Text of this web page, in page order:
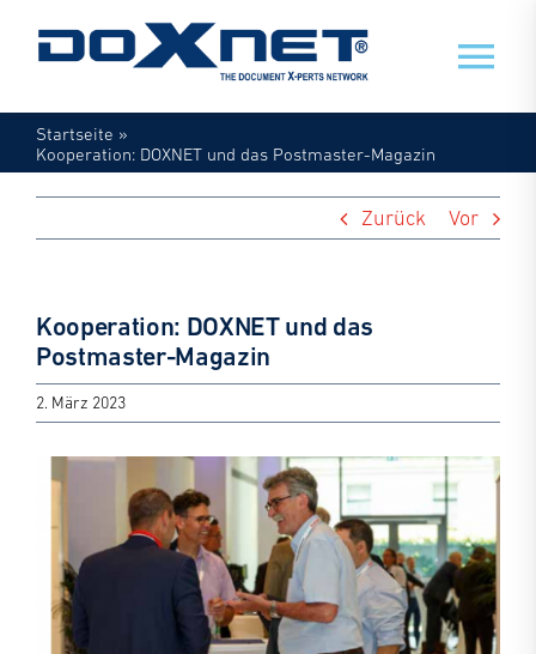
Inhalt
Veranstaltungen
Startseite »
Kooperation: DOXNET und das Postmaster-Magazin
Zurück Vor
Kooperation: DOXNET und das
Postmaster-Magazin
2. März 2023